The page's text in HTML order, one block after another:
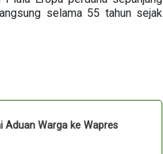
selama 55 tahun sejak
Aduan Warga ke Wapres